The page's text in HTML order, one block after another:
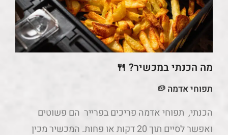
מה הכנתי במכשיר? 🍴
תפוחי אדמה 🥔
הכנתי, תפוחי אדמה פריכים בפרייר הם פשוטים
ואפשר לסיים תוך 20 דקות או פחות. המכשיר מכין